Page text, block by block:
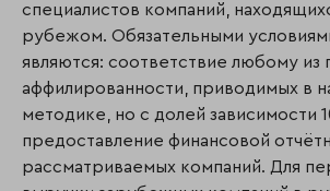
специалистов компаний,
рубежом. Обязательными
являются: соответствие любому из
аффилированности, приводимых в
методике, но с долей зависимости
предоставление финансовой
рассматриваемых компаний. Для